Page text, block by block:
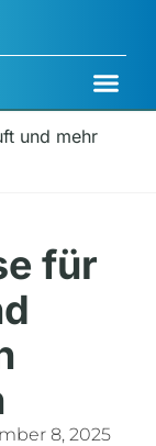
und mehr
für
8, 2025